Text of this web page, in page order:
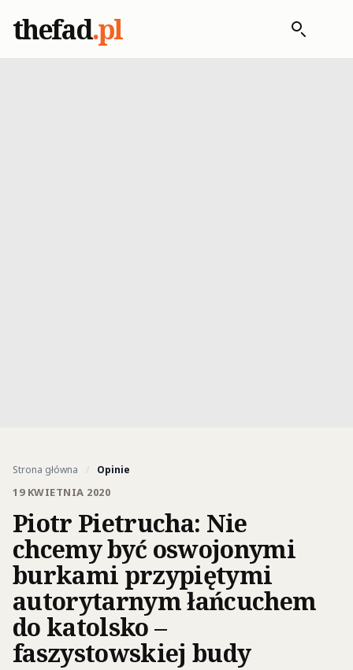
thefad.pl
Strona główna / Opinie
19 KWIETNIA 2020
Piotr Pietrucha: Nie
chcemy być oswojonymi
burkami przypiętymi
autorytarnym łańcuchem
do katolsko –
faszystowskiej budy